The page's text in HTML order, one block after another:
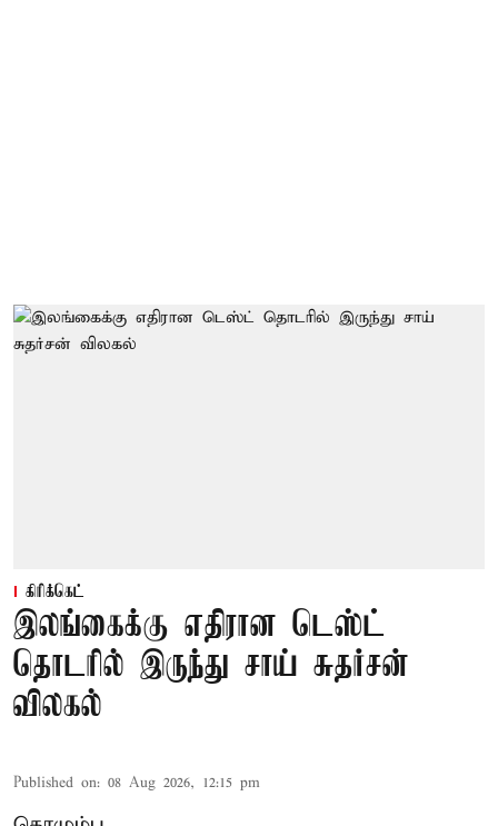
கிரிக்கெட்
இலங்கைக்கு எதிரான டெஸ்ட்
தொடரில் இருந்து சாய் சுதர்சன்
விலகல்
Published on: 08 Aug 2026, 12:15 pm